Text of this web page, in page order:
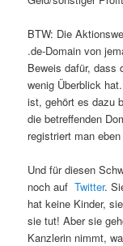
BTW: Die
.de-Domain von
Beweis dafür, dass
wenig Überblick
ist, gehört es dazu
die betreffenden
registriert man
Und für diesen
noch aufTwitter.
hat keine Kinder,
sie tut! Aber sie
Kanzlerin nimmt,